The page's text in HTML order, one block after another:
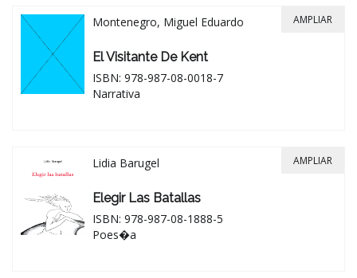
Montenegro, Miguel Eduardo
El Visitante De Kent
ISBN: 978-987-08-0018-7
Narrativa
AMPLIAR
Lidia Barugel
Elegir Las Batallas
ISBN: 978-987-08-1888-5
Poes�a
AMPLIAR